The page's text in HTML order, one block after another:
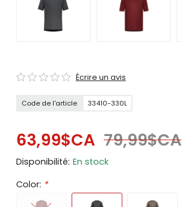
Écrire un avis
Code de l'article 33410-330L
63,99$CA 79,99$CA
Disponibilité: En stock
Color: *